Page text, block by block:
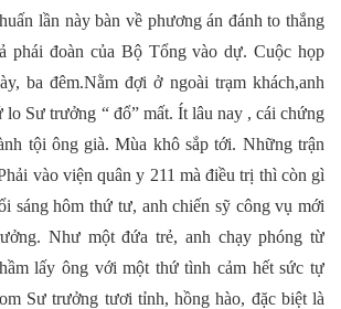
lần này bàn về phương án đánh to thắng
phái đoàn của Bộ Tổng vào dự. Cuộc họp
ba đêm.Nằm đợi ở ngoài trạm khách,anh
lo Sư trưởng “ đổ” mất. Ít lâu nay , cái chứng
tội ông già. Mùa khô sắp tới. Những trận
vào viện quân y 211 mà điều trị thì còn gì
sáng hôm thứ tư, anh chiến sỹ công vụ mới
Như một đứa trẻ, anh chạy phóng từ
lấy ông với một thứ tình cảm hết sức tự
Sư trưởng tươi tỉnh, hồng hào, đặc biệt là